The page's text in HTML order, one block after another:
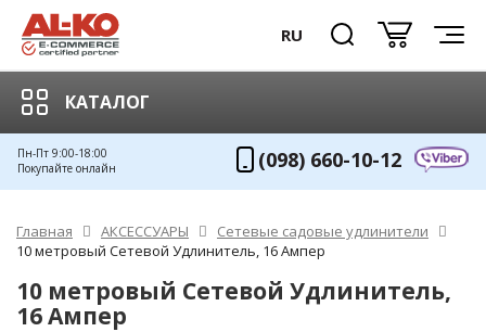
RU
КАТАЛОГ
Пн-Пт 9:00-18:00
Покупайте онлайн
(098) 660-10-12
Главная АКСЕССУАРЫ
Сетевые садовые удлинители
10 метровый Сетевой Удлинитель, 16 Ампер
10 метровый Сетевой Удлинитель,
16 Ампер